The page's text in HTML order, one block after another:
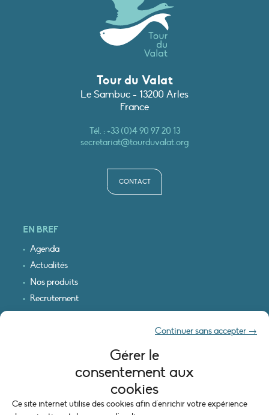
Gérer le
consentement aux
cookies
Ce site internet utilise des cookies afin d'enrichir votre expérience
Continuer sans accepter →
Tour du Valat
Le Sambuc - 13200 Arles
France
Tél. :+33 (0)4 90 97 20 13
secretariat@tourduvalat.org
CONTACT
EN BREF
Agenda
Actualités
Nos produits
Recrutement
INFORMATIONS LÉGALES
Mentions légales
Politique de cookies (UE)